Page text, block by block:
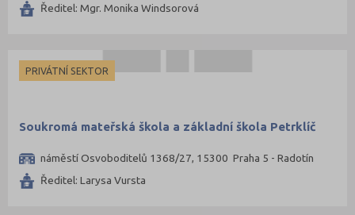
Ředitel: Mgr. Monika Windsorová
PRIVÁTNÍ SEKTOR
Soukromá mateřská škola a základní škola Petrklíč
náměstí Osvoboditelů 1368/27, 15300 Praha 5 - Radotín
Ředitel: Larysa Vursta